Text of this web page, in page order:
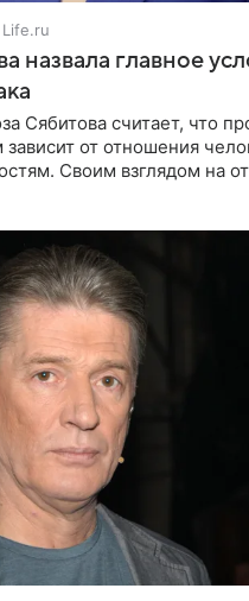
Life.ru
назвала главное
Сябитова считает, что
от отношения
Своим взглядом на